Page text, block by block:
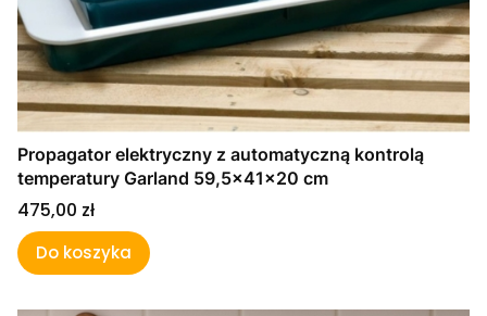
Propagator elektryczny z automatyczną kontrolą
temperatury Garland 59,5x41x20 cm
Cena
475,00 zł
Do koszyka